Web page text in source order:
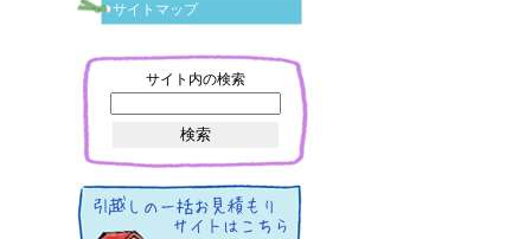
サイトマップ
サイト内の検索